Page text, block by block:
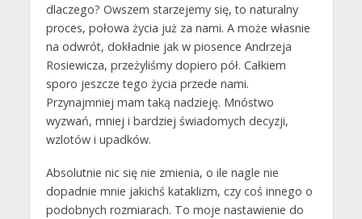
dlaczego? Owszem starzejemy się, to naturalny
proces, połowa życia już za nami. A może własnie
na odwrót, dokładnie jak w piosence Andrzeja
Rosiewicza, przeżyliśmy dopiero pół. Całkiem
sporo jeszcze tego życia przede nami.
Przynajmniej mam taką nadzieję. Mnóstwo
wyzwań, mniej i bardziej świadomych decyzji,
wzlotów i upadków.
Absolutnie nic się nie zmienia, o ile nagle nie
dopadnie mnie jakichś kataklizm, czy coś innego o
podobnych rozmiarach. To moje nastawienie do